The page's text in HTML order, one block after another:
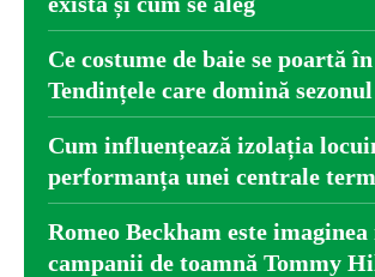
Ce costume de baie se poartă
Tendințele care domină
Cum influențează izolația
performanța unei centrale
Romeo Beckham este
campanii de toamnă Tommy